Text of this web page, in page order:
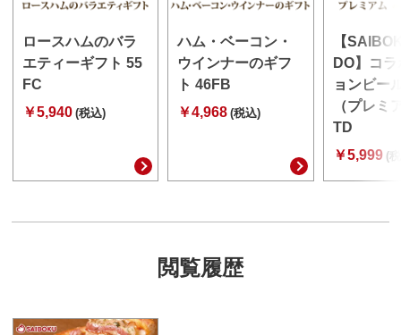
ロースハムのバラ
エティーギフト 55
FC
￥5,940 (税込)
ハム・ベーコン・
ウインナーのギフ
ト 46FB
￥4,968 (税込)
【
DO】コ
ョンビー
（プレミ
TD
￥5,999 (
閲覧履歴